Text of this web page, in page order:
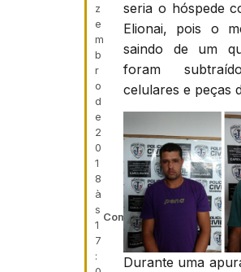
z
e
m
b
r
o
d
e
2
0
1
8
à
s
1
7
:
Compartilhe:
seria o hóspede
Elionai, pois o
saindo de um
foram
celulares e peças
Durante uma